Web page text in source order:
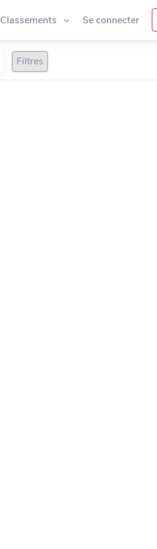
Classements Se connecter
Filtres